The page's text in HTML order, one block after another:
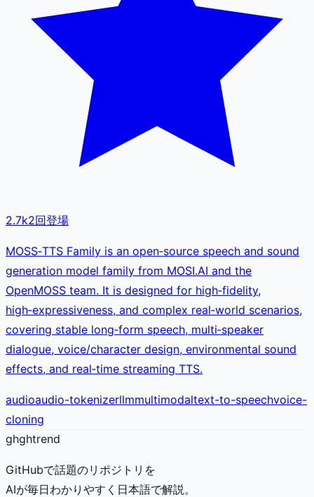
2.7k2回登場
MOSS‑TTS Family is an open‑source speech and sound
generation model family from MOSI.AI and the
OpenMOSS team. It is designed for high‑fidelity,
high‑expressiveness, and complex real‑world scenarios,
covering stable long‑form speech, multi‑speaker
dialogue, voice/character design, environmental sound
effects, and real‑time streaming TTS.
audioaudio-tokenizerllmmultimodaltext-to-speechvoice-
cloning
ghghtrend
GitHubで話題のリポジトリを
AIが毎日わかりやすく日本語で解説。